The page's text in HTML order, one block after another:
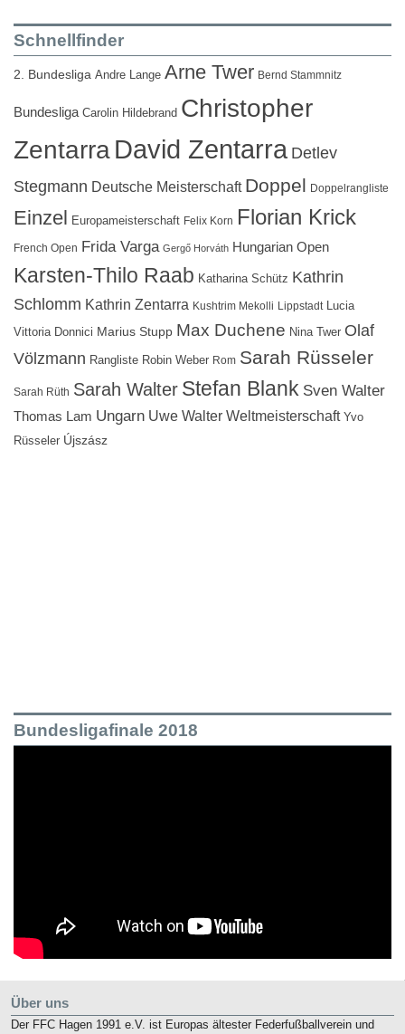
Schnellfinder
2. Bundesliga Andre Lange Arne Twer Bernd Stammnitz
Bundesliga Carolin Hildebrand Christopher
ZentarraDavid Zentarra Detlev
Stegmann Deutsche Meisterschaft Doppel Doppelrangliste
Einzel Europameisterschaft Felix Korn Florian Krick
French Open Frida Varga Gergő Horváth Hungarian Open
Karsten-Thilo Raab Katharina Schütz Kathrin
Schlomm Kathrin Zentarra Kushtrim Mekolli Lippstadt Lucia
Vittoria Donnici Marius Stupp Max Duchene Nina Twer Olaf
Völzmann Rangliste Robin Weber Rom Sarah Rüsseler
Sarah Rüth Sarah Walter Stefan Blank Sven Walter
Thomas Lam Ungarn Uwe Walter Weltmeisterschaft Yvo
Rüsseler Újszász
Bundesligafinale 2018
Über uns
Der FFC Hagen 1991 e.V. ist Europas ältester Federfußballverein und